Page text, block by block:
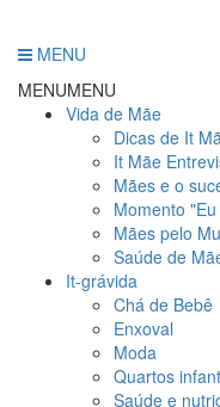
MENU
MENUMENU
Vida de Mãe
Dicas de It
It Mãe
Mães e o
Momento
Mães pelo
Saúde de
It-grávida
Chá de Bebê
Enxoval
Moda
Quartos
Saúde e